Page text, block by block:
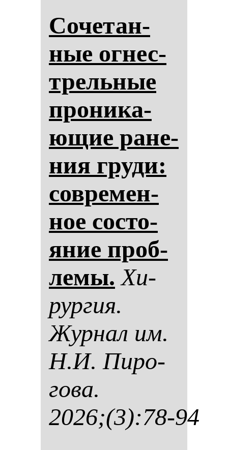
Со­че­тан­
ные ог­нес­
трель­ные
про­ни­ка­
ющие ра­не­
ния гру­ди:
сов­ре­мен­
ное сос­то­
яние проб­
ле­мы. Хи­
рур­гия.
Жур­нал им.
Н.И. Пи­ро­
го­ва.
2026;(3):78-94